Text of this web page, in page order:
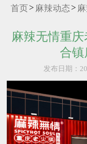
首页 麻辣动态
麻辣无情重
合镇
发布日期：